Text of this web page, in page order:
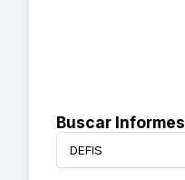
Buscar Informes